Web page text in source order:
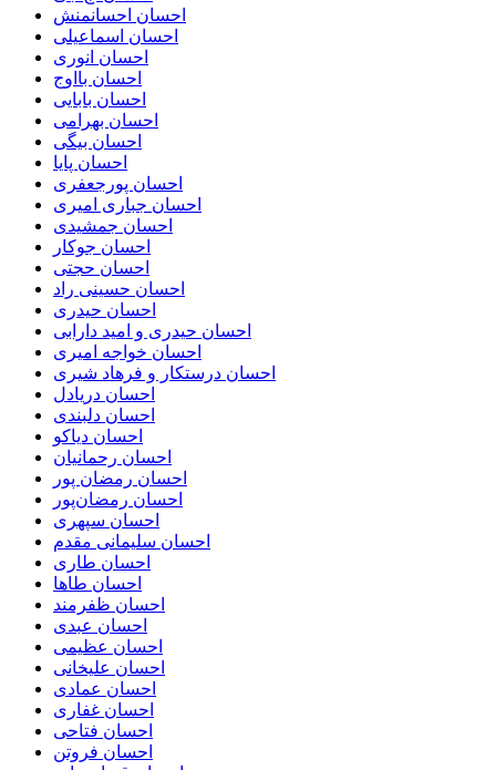
احسان احسانمنش
احسان اسماعیلی
احسان انوری
احسان بااوج
احسان بابایی
احسان بهرامی
احسان بیگی
احسان پایا
احسان پورجعفری
احسان جباری امیری
احسان جمشیدی
احسان جوکار
احسان حجتی
احسان حسینی راد
احسان حیدری
احسان حیدری و امید دارابی
احسان خواجه امیری
احسان درستكار و فرهاد شيرى
احسان دریادل
احسان دلبندی
احسان دیاکو
احسان رحمانیان
احسان رمضان پور
احسان رمضان‌پور
احسان سپهری
احسان سلیمانی مقدم
احسان طاری
احسان طاها
احسان ظفرمند
احسان عبدی
احسان عظیمی
احسان علیخانی
احسان عمادی
احسان غفاری
احسان فتاحی
احسان فروتن